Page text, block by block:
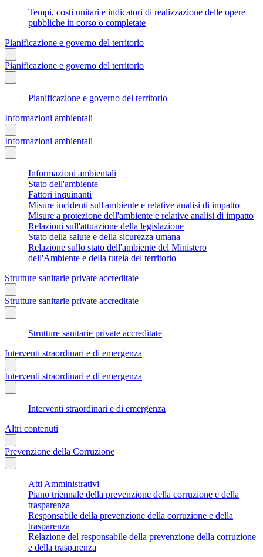
Tempi, costi unitari e indicatori di realizzazione delle opere
pubbliche in corso o completate
Pianificazione e governo del territorio
Pianificazione e governo del territorio
Pianificazione e governo del territorio
Informazioni ambientali
Informazioni ambientali
Informazioni ambientali
Stato dell'ambiente
Fattori inquinanti
Misure incidenti sull'ambiente e relative analisi di impatto
Misure a protezione dell'ambiente e relative analisi di impatto
Relazioni sull'attuazione della legislazione
Stato della salute e della sicurezza umana
Relazione sullo stato dell'ambiente del Ministero
dell'Ambiente e della tutela del territorio
Strutture sanitarie private accreditate
Strutture sanitarie private accreditate
Strutture sanitarie private accreditate
Interventi straordinari e di emergenza
Interventi straordinari e di emergenza
Interventi straordinari e di emergenza
Altri contenuti
Prevenzione della Corruzione
Atti Amministrativi
Piano triennale della prevenzione della corruzione e della
trasparenza
Responsabile della prevenzione della corruzione e della
trasparenza
Relazione del responsabile della prevenzione della corruzione
e della trasparenza